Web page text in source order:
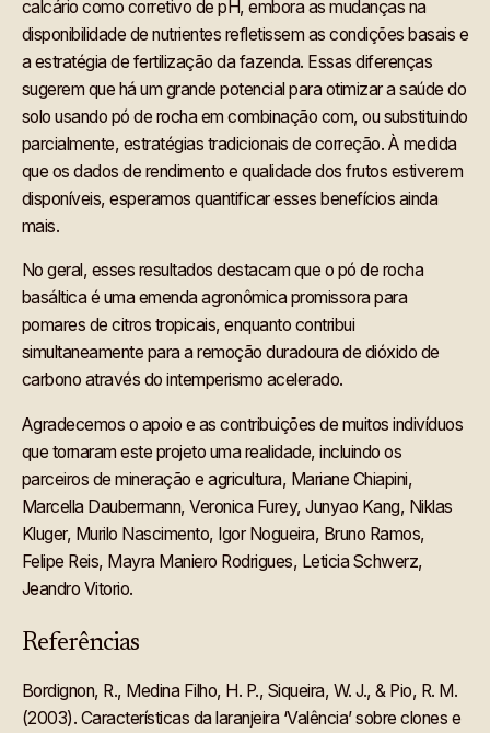
calcário como corretivo de pH, embora as mudanças na
disponibilidade de nutrientes refletissem as condições basais e
a estratégia de fertilização da fazenda. Essas diferenças
sugerem que há um grande potencial para otimizar a saúde do
solo usando pó de rocha em combinação com, ou substituindo
parcialmente, estratégias tradicionais de correção. À medida
que os dados de rendimento e qualidade dos frutos estiverem
disponíveis, esperamos quantificar esses benefícios ainda
mais.
No geral, esses resultados destacam que o pó de rocha
basáltica é uma emenda agronômica promissora para
pomares de citros tropicais, enquanto contribui
simultaneamente para a remoção duradoura de dióxido de
carbono através do intemperismo acelerado.
Agradecemos o apoio e as contribuições de muitos indivíduos
que tornaram este projeto uma realidade, incluindo os
parceiros de mineração e agricultura, Mariane Chiapini,
Marcella Daubermann, Veronica Furey, Junyao Kang, Niklas
Kluger, Murilo Nascimento, Igor Nogueira, Bruno Ramos,
Felipe Reis, Mayra Maniero Rodrigues, Leticia Schwerz,
Jeandro Vitorio.
Referências
Bordignon, R., Medina Filho, H. P., Siqueira, W. J., & Pio, R. M.
(2003). Características da laranjeira ‘Valência’ sobre clones e